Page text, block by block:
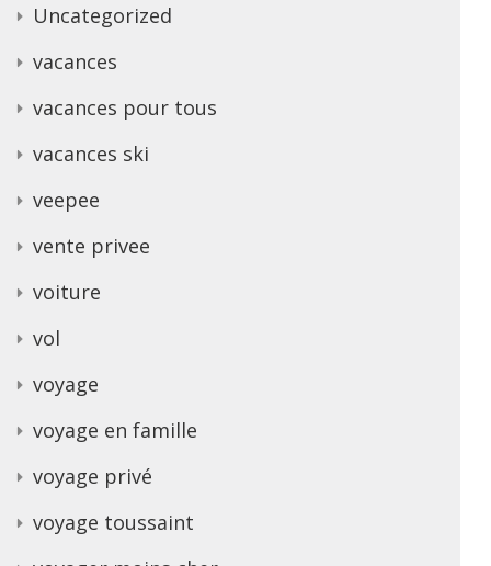
Uncategorized
vacances
vacances pour tous
vacances ski
veepee
vente privee
voiture
vol
voyage
voyage en famille
voyage privé
voyage toussaint